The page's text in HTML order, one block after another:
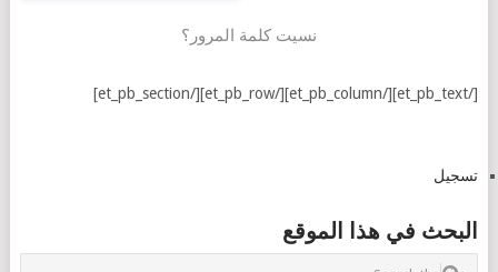
نسيت كلمة المرور؟
[/et_pb_text][/et_pb_column][/et_pb_row][/et_pb_section]
تسجيل
البحث في هذا الموقع